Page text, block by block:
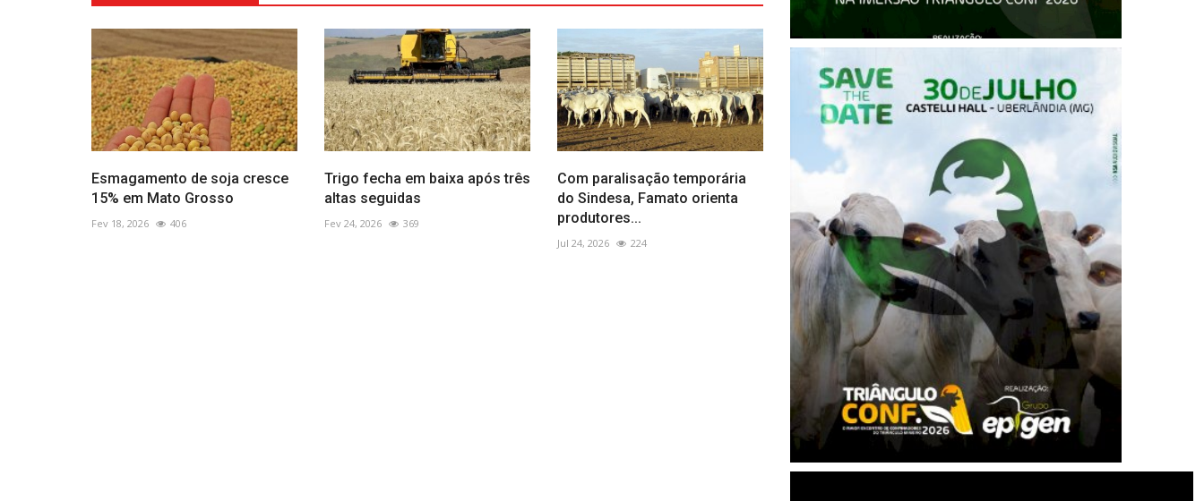
Esmagamento de soja cresce
15% em Mato Grosso
Fev 18, 2026 406
Trigo fecha em baixa após três
altas seguidas
Fev 24, 2026 369
Com paralisação temporária
do Sindesa, Famato orienta
produtores...
Jul 24, 2026 224